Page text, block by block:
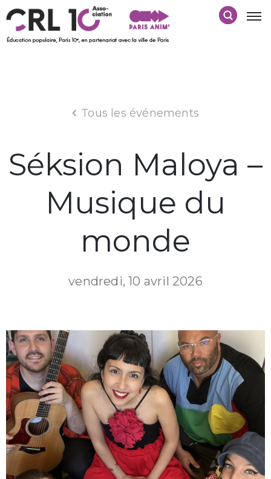
Tous les événements
Séksion Maloya –
Musique du
monde
vendredi, 10 avril 2026